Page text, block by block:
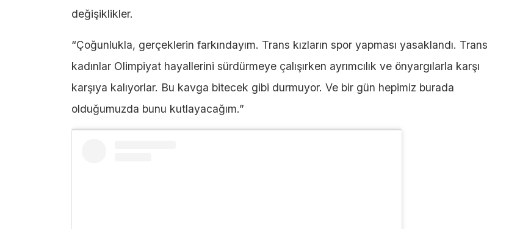
değişiklikler.
“Çoğunlukla, gerçeklerin farkındayım. Trans kızların spor yapması yasaklandı. Trans
kadınlar Olimpiyat hayallerini sürdürmeye çalışırken ayrımcılık ve önyargılarla karşı
karşıya kalıyorlar. Bu kavga bitecek gibi durmuyor. Ve bir gün hepimiz burada
olduğumuzda bunu kutlayacağım.”